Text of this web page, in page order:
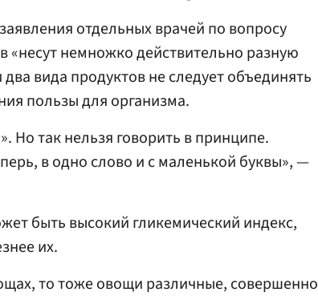
отдельных врачей по вопросу
«несут немножко действительно разную
вида продуктов не следует объединять
пользы для организма.
Но так нельзя говорить в принципе.
в одно слово и с маленькой буквы», —
быть высокий гликемический индекс,
их.
то тоже овощи различные, совершенно